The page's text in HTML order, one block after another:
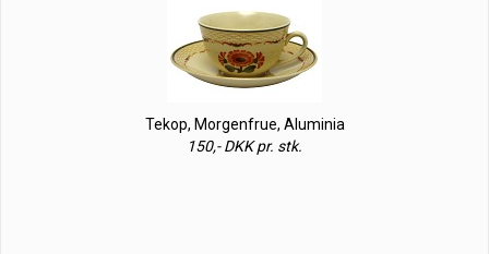
Tekop, Morgenfrue, Aluminia
150,- DKK pr. stk.